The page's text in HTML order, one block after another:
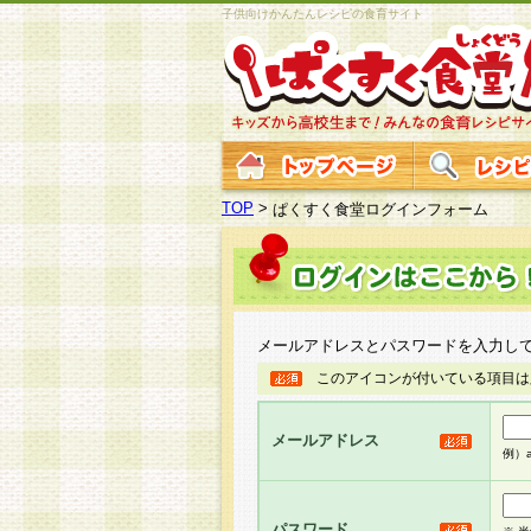
子供向けかんたんレシピの食育サイト
TOP >ぱくすく食堂ログインフォーム
メールアドレスとパスワードを入力し
このアイコンが付いている項目
メールアドレス
例）